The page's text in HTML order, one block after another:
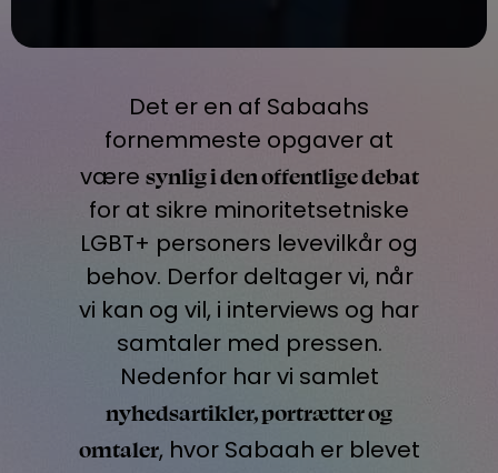
Det er en af Sabaahs
fornemmeste opgaver at
være synlig i den offentlige debat
for at sikre minoritetsetniske
LGBT+ personers levevilkår og
behov. Derfor deltager vi, når
vi kan og vil, i interviews og har
samtaler med pressen.
Nedenfor har vi samlet
nyhedsartikler, portrætter og
omtaler, hvor Sabaah er blevet